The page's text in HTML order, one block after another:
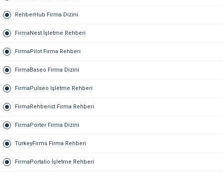
RehberHub Firma Dizini
FirmaNest İşletme Rehberi
FirmaPilot Firma Rehberi
FirmaBaseo Firma Dizini
FirmaPulseo İşletme Rehberi
FirmaRehberist Firma Rehberi
FirmaPorter Firma Dizini
TurkeyFirms Firma Rehberi
FirmaPortalio İşletme Rehberi